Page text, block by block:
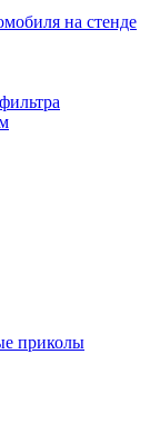
на стенде
приколы